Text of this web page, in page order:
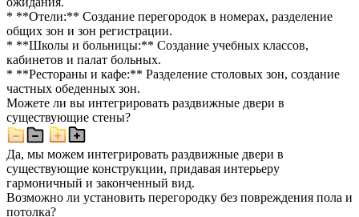
* **Отели:** Создание перегородок в номерах, разделение
общих зон и зон регистрации.
* **Школы и больницы:** Создание учебных классов,
кабинетов и палат больных.
* **Рестораны и кафе:** Разделение столовых зон, создание
частных обеденных зон.
Можете ли вы интегрировать раздвижные двери в
существующие стены?
Да, мы можем интегрировать раздвижные двери в
существующие конструкции, придавая интерьеру
гармоничный и законченный вид.
Возможно ли установить перегородку без повреждения пола и
потолка?